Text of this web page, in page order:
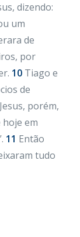
dizendo:
um
de
por
10 Tiago e
de
porém,
hoje em
11 Então
tudo